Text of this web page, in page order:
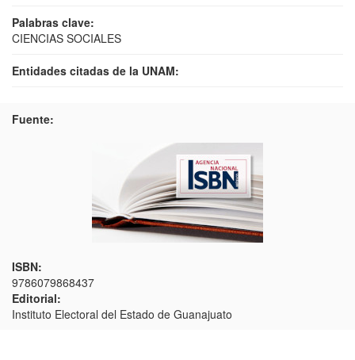
Palabras clave:
CIENCIAS SOCIALES
Entidades citadas de la UNAM:
Fuente:
ISBN:
9786079868437
Editorial:
Instituto Electoral del Estado de Guanajuato